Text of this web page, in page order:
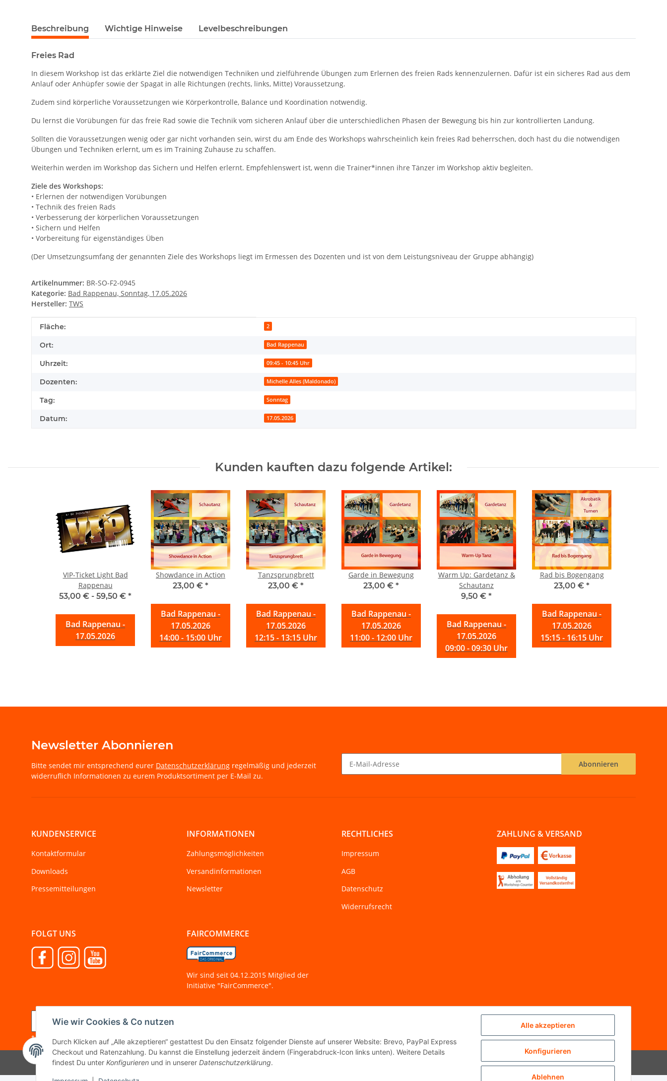
Alle akzeptieren
Konfigurieren
Ablehnen
Wie wir Cookies & Co nutzen
Durch Klicken auf „Alle akzeptieren“ gestattest Du den Einsatz folgender Dienste auf unserer Website: Brevo, PayPal Express
Checkout und Ratenzahlung. Du kannst die Einstellung jederzeit ändern (Fingerabdruck-Icon links unten). Weitere Details
findest Du unter Konfigurieren und in unserer Datenschutzerklärung.
Beschreibung Wichtige Hinweise Levelbeschreibungen
Freies Rad
In diesem Workshop ist das erklärte Ziel die notwendigen Techniken und zielführende Übungen zum Erlernen des freien Rads kennenzulernen. Dafür ist ein sicheres Rad aus dem
Anlauf oder Anhüpfer sowie der Spagat in alle Richtungen (rechts, links, Mitte) Voraussetzung.
Zudem sind körperliche Voraussetzungen wie Körperkontrolle, Balance und Koordination notwendig.
Du lernst die Vorübungen für das freie Rad sowie die Technik vom sicheren Anlauf über die unterschiedlichen Phasen der Bewegung bis hin zur kontrollierten Landung.
Sollten die Voraussetzungen wenig oder gar nicht vorhanden sein, wirst du am Ende des Workshops wahrscheinlich kein freies Rad beherrschen, doch hast du die notwendigen
Übungen und Techniken erlernt, um es im Training Zuhause zu schaffen.
Weiterhin werden im Workshop das Sichern und Helfen erlernt. Empfehlenswert ist, wenn die Trainer*innen ihre Tänzer im Workshop aktiv begleiten.
Ziele des Workshops:
• Erlernen der notwendigen Vorübungen
• Technik des freien Rads
• Verbesserung der körperlichen Voraussetzungen
• Sichern und Helfen
• Vorbereitung für eigenständiges Üben
(Der Umsetzungsumfang der genannten Ziele des Workshops liegt im Ermessen des Dozenten und ist von dem Leistungsniveau der Gruppe abhängig)
Artikelnummer: BR-SO-F2-0945
Kategorie: Bad Rappenau, Sonntag, 17.05.2026
Hersteller: TWS
Produkteigenschaft
Wert
Fläche: 2
Ort: Bad Rappenau
Uhrzeit: 09:45 - 10:45 Uhr
Dozenten: Michelle Alles (Maldonado)
Tag: Sonntag
Datum: 17.05.2026
Kunden kauften dazu folgende Artikel:
VIP-Ticket Light Bad
Rappenau
53,00 € - 59,50 € *
Bad Rappenau -
17.05.2026
Showdance in Action
23,00 € *
Bad Rappenau -
17.05.2026
14:00 - 15:00 Uhr
Tanzsprungbrett
23,00 € *
Bad Rappenau -
17.05.2026
12:15 - 13:15 Uhr
Garde in Bewegung
23,00 € *
Bad Rappenau -
17.05.2026
11:00 - 12:00 Uhr
Warm Up: Gardetanz &
Schautanz
9,50 € *
Bad Rappenau -
17.05.2026
09:00 - 09:30 Uhr
Rad bis Bogengang
23,00 € *
Bad Rappenau -
17.05.2026
15:15 - 16:15 Uhr
Newsletter Abonnieren
Bitte sendet mir entsprechend eurer Datenschutzerklärung regelmäßig und jederzeit
widerruflich Informationen zu eurem Produktsortiment per E-Mail zu.
Abonnieren
KUNDENSERVICE
Kontaktformular
Downloads
Pressemitteilungen
INFORMATIONEN
Zahlungsmöglichkeiten
Versandinformationen
Newsletter
RECHTLICHES
Impressum
AGB
Datenschutz
Widerrufsrecht
ZAHLUNG & VERSAND
FOLGT UNS FAIRCOMMERCE
Wir sind seit 04.12.2015 Mitglied der
Initiative "FairCommerce".
Vertrag widerrufen
* Alle Preise inkl. gesetzlicher MwSt.
© Tanzworkshop.de Powered byJTL-Shop